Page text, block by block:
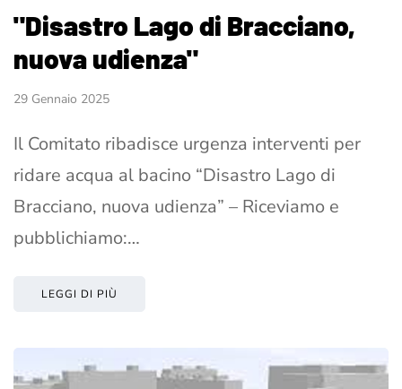
"Disastro Lago di Bracciano,
nuova udienza"
29 Gennaio 2025
Il Comitato ribadisce urgenza interventi per
ridare acqua al bacino “Disastro Lago di
Bracciano, nuova udienza” – Riceviamo e
pubblichiamo:…
LEGGI DI PIÙ